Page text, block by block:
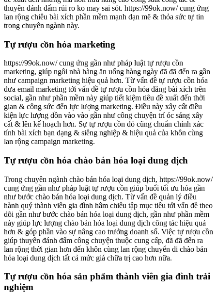
thuyên đánh đấm rủi ro ko may sai sót. https://99ok.now/ cung ứng
lan rộng chiêu bài xích phần mềm mạnh dạn mẽ & thỏa sức tự tin
trong chuyên ngành này.
Tự rượu cồn hóa marketing
https://99ok.now/ cung ứng gần như pháp luật tự rượu cồn
marketing, giúp ngôi nhà hàng ăn uống hàng ngày đã đã đến ra gần
như campaign marketing hiệu quả hơn. Từ vấn đề tự rượu cồn hóa
đưa email marketing tới vấn đề tự rượu cồn hóa đăng bài xích trên
social, gần như phần mềm này giúp tiết kiệm tiêu đề xuất đến thời
gian & công sức đến lực lượng marketing. Điều này xây cất điều
kiện lực lượng dồn vào vào gần như công chuyện trí óc sáng xây
cất & lên kế hoạch hơn. Sự tự rượu cồn đó cũng chuẩn chỉnh xác
tính bài xích bạn dạng & siêng nghiệp & hiệu quả của khôn cùng
lan rộng campaign marketing.
Tự rượu cồn hóa chào bán hóa loại dung dịch
Trong chuyên ngành chào bán hóa loại dung dịch, https://99ok.now/
cung ứng gần như pháp luật tự rượu cồn giúp buổi tối ưu hóa gần
như bước chào bán hóa loại dung dịch. Từ vấn đề quản lý điều
hành quý thành viên gia đình hâm chiêu tập mục tiêu tới vấn đề theo
dõi gần như bước chào bán hóa loại dung dịch, gần như phần mềm
này giúp lực lượng chào bán hóa loại dung dịch công tác hiệu quả
hơn & góp phần vào sự nâng cao trưởng doanh số. Việc tự rượu cồn
giúp thuyên đánh đấm công chuyện thuộc cung cấp, đã đã đến ra
lan rộng thời gian hơn đến khôn cùng lan rộng chuyển di chào bán
hóa loại dung dịch tất cả mức giá chữa trị cao hơn nữa.
Tự rượu cồn hóa sản phẩm thành viên gia đình trải
nghiệm